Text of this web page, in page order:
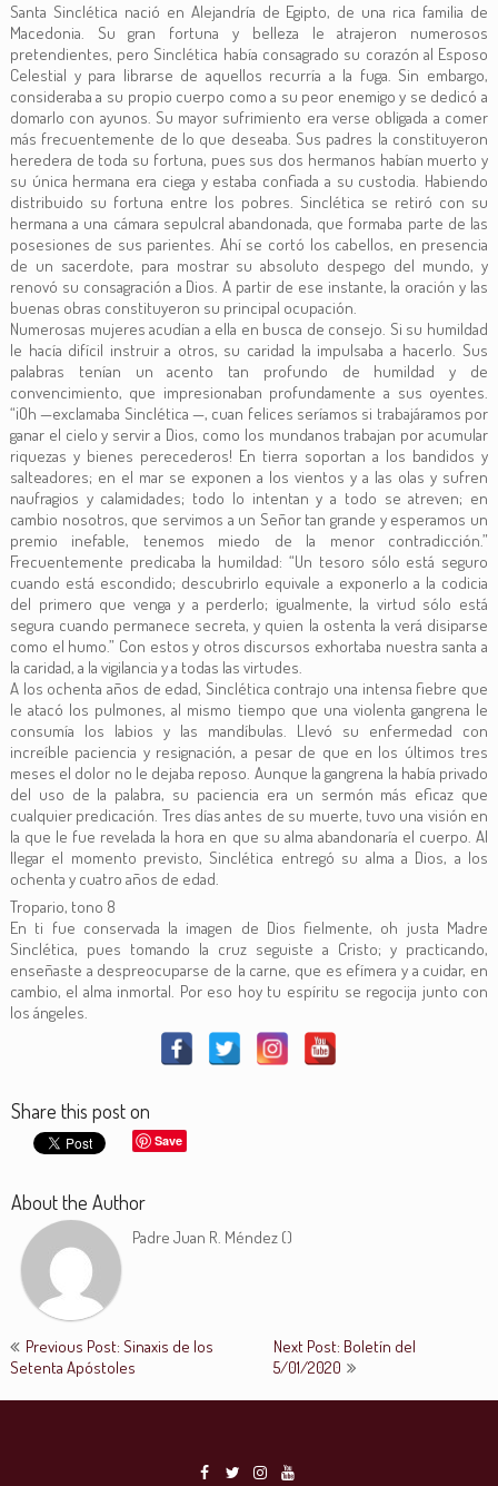
Santa Sinclética nació en Alejandría de Egipto, de una rica familia de
Macedonia. Su gran fortuna y belleza le atrajeron numerosos
pretendientes, pero Sinclética había consagrado su corazón al Esposo
Celestial y para librarse de aquellos recurría a la fuga. Sin embargo,
consideraba a su propio cuerpo como a su peor enemigo y se dedicó a
domarlo con ayunos. Su mayor sufrimiento era verse obligada a comer
más frecuentemente de lo que deseaba. Sus padres la constituyeron
heredera de toda su fortuna, pues sus dos hermanos habían muerto y
su única hermana era ciega y estaba confiada a su custodia. Habiendo
distribuido su fortuna entre los pobres. Sinclética se retiró con su
hermana a una cámara sepulcral abandonada, que formaba parte de las
posesiones de sus parientes. Ahí se cortó los cabellos, en presencia
de un sacerdote, para mostrar su absoluto despego del mundo, y
renovó su consagración a Dios. A partir de ese instante, la oración y las
buenas obras constituyeron su principal ocupación.
Numerosas mujeres acudían a ella en busca de consejo. Si su humildad
le hacía difícil instruir a otros, su caridad la impulsaba a hacerlo. Sus
palabras tenían un acento tan profundo de humildad y de
convencimiento, que impresionaban profundamente a sus oyentes.
“¡Oh —exclamaba Sinclética —, cuan felices seríamos si trabajáramos por
ganar el cielo y servir a Dios, como los mundanos trabajan por acumular
riquezas y bienes perecederos! En tierra soportan a los bandidos y
salteadores; en el mar se exponen a los vientos y a las olas y sufren
naufragios y calamidades; todo lo intentan y a todo se atreven; en
cambio nosotros, que servimos a un Señor tan grande y esperamos un
premio inefable, tenemos miedo de la menor contradicción.”
Frecuentemente predicaba la humildad: “Un tesoro sólo está seguro
cuando está escondido; descubrirlo equivale a exponerlo a la codicia
del primero que venga y a perderlo; igualmente, la virtud sólo está
segura cuando permanece secreta, y quien la ostenta la verá disiparse
como el humo.” Con estos y otros discursos exhortaba nuestra santa a
la caridad, a la vigilancia y a todas las virtudes.
A los ochenta años de edad, Sinclética contrajo una intensa fiebre que
le atacó los pulmones, al mismo tiempo que una violenta gangrena le
consumía los labios y las mandíbulas. Llevó su enfermedad con
increíble paciencia y resignación, a pesar de que en los últimos tres
meses el dolor no le dejaba reposo. Aunque la gangrena la había privado
del uso de la palabra, su paciencia era un sermón más eficaz que
cualquier predicación. Tres días antes de su muerte, tuvo una visión en
la que le fue revelada la hora en que su alma abandonaría el cuerpo. Al
llegar el momento previsto, Sinclética entregó su alma a Dios, a los
ochenta y cuatro años de edad.
Tropario, tono 8
En ti fue conservada la imagen de Dios fielmente, oh justa Madre
Sinclética, pues tomando la cruz seguiste a Cristo; y practicando,
enseñaste a despreocuparse de la carne, que es efímera y a cuidar, en
cambio, el alma inmortal. Por eso hoy tu espíritu se regocija junto con
los ángeles.
Share this post on
Save
About the Author
Padre Juan R. Méndez ()
Previous Post: Sinaxis de los
Setenta Apóstoles
Next Post: Boletín del
5/01/2020